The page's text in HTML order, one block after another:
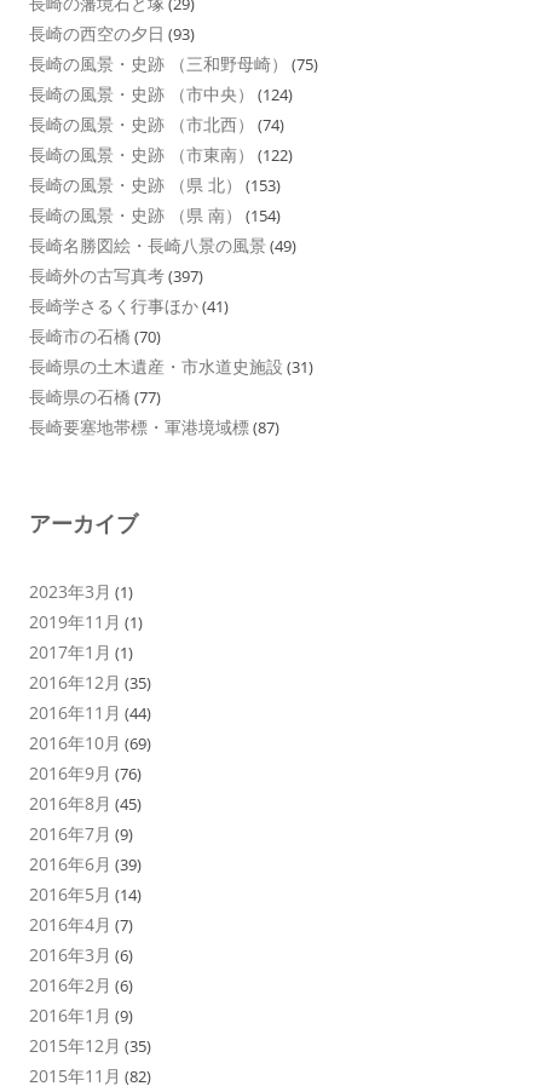
長崎の西空の夕日 (93)
長崎の風景・史跡 （三和野母崎） (75)
長崎の風景・史跡 （市中央） (124)
長崎の風景・史跡 （市北西） (74)
長崎の風景・史跡 （市東南） (122)
長崎の風景・史跡 （県 北） (153)
長崎の風景・史跡 （県 南） (154)
長崎名勝図絵・長崎八景の風景 (49)
長崎外の古写真考(397)
長崎学さるく行事ほか(41)
長崎市の石橋 (70)
長崎県の土木遺産・市水道史施設 (31)
長崎県の石橋 (77)
長崎要塞地帯標・軍港境域標(87)
アーカイブ
2023年3月 (1)
2019年11月 (1)
2017年1月 (1)
2016年12月 (35)
2016年11月 (44)
2016年10月 (69)
2016年9月 (76)
2016年8月 (45)
2016年7月 (9)
2016年6月 (39)
2016年5月 (14)
2016年4月 (7)
2016年3月 (6)
2016年2月 (6)
2016年1月 (9)
2015年12月 (35)
2015年11月 (82)